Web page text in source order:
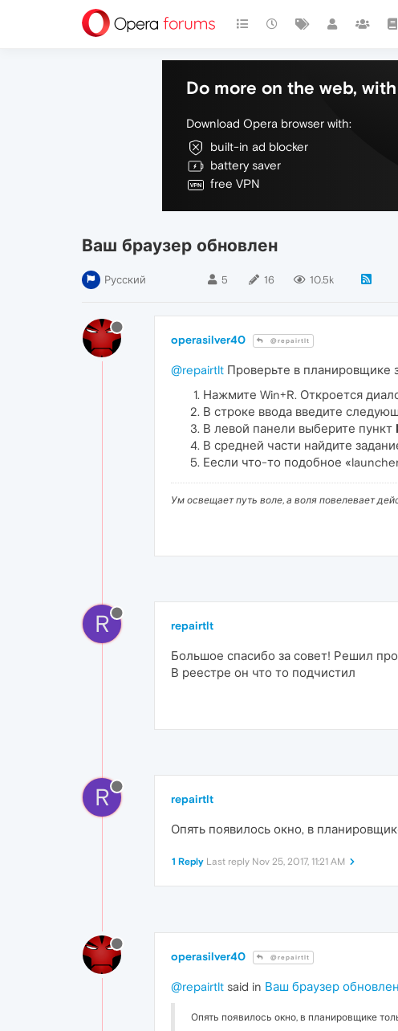
Do more on the web,
Download Opera browser with:
built-in ad blocker
battery saver
free VPN
Ваш браузер обновлен
Русский 5 16 10.5k
operasilver40 @repairtlt
@repairtlt Проверьте в планировщике
Нажмите Win+R. Откроется
В строке ввода введите
В левой панели выберите пункт
В средней части найдите
Еесли что-то подобное
Ум освещает путь воле, а воля повелевает
R repairtlt
Большое спасибо за совет! Решил
В реестре он что то подчистил
R repairtlt
Опять появилось окно, в
1 Reply Last reply Nov 25, 2017, 11:21 AM
operasilver40 @repairtlt
@repairtlt said in Ваш браузер обновлен
Опять появилось окно, в планировщике